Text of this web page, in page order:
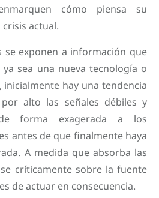
cómo piensa su
actual.
se exponen a información que
sea una nueva tecnología o
hay una tendencia
alto las señales débiles y
forma exagerada a los
antes de que finalmente haya
A medida que absorba las
críticamente sobre la fuente
de actuar en consecuencia.